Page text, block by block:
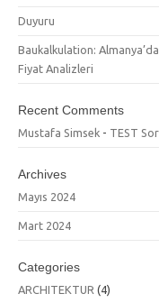
Duyuru
Baukalkulation:
Fiyat Analizleri
Recent Comments
Mustafa Simsek - TEST
Archives
Mayıs 2024
Mart 2024
Categories
ARCHITEKTUR (4)